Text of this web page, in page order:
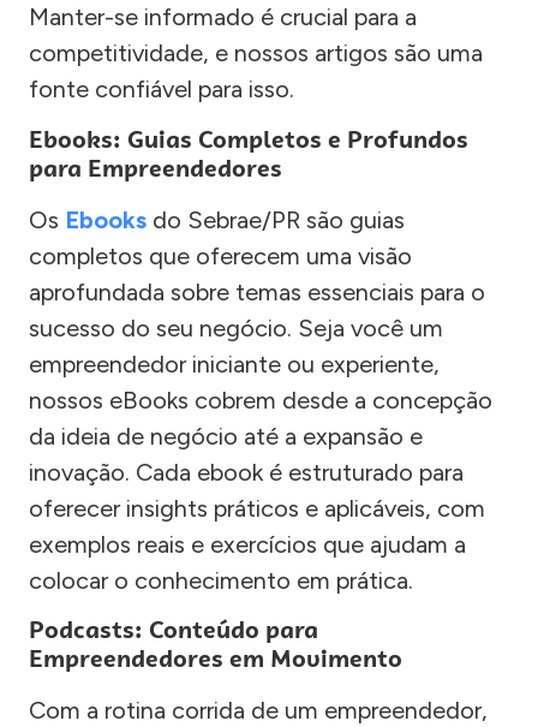
Manter-se informado é crucial para a
competitividade, e nossos artigos são uma
fonte confiável para isso.
Ebooks: Guias Completos e Profundos
para Empreendedores
Os Ebooks do Sebrae/PR são guias
completos que oferecem uma visão
aprofundada sobre temas essenciais para o
sucesso do seu negócio. Seja você um
empreendedor iniciante ou experiente,
nossos eBooks cobrem desde a concepção
da ideia de negócio até a expansão e
inovação. Cada ebook é estruturado para
oferecer insights práticos e aplicáveis, com
exemplos reais e exercícios que ajudam a
colocar o conhecimento em prática.
Podcasts: Conteúdo para
Empreendedores em Movimento
Com a rotina corrida de um empreendedor,